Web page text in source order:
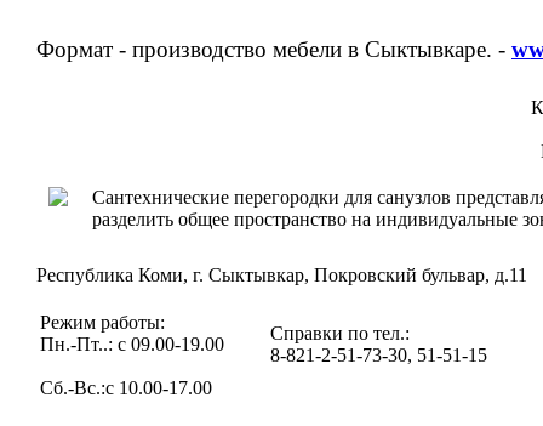
Формат - производство мебели в Сыктывкаре. -
Сантехнические перегородки для санузлов
разделить общее пространство на индивидуальные
Республика Коми, г. Сыктывкар, Покровский бульвар, д.11
Режим работы:
Пн.-Пт..: с 09.00-19.00
Сб.-Вс.:с 10.00-17.00
Справки по тел.:
8-821-2-51-73-30, 51-51-15